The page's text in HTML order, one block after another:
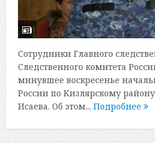
Сотрудники Главного
Следственного комитета
минувшее воскресенье
России по Кизлярскому
Исаева. Об этом... Подробнее